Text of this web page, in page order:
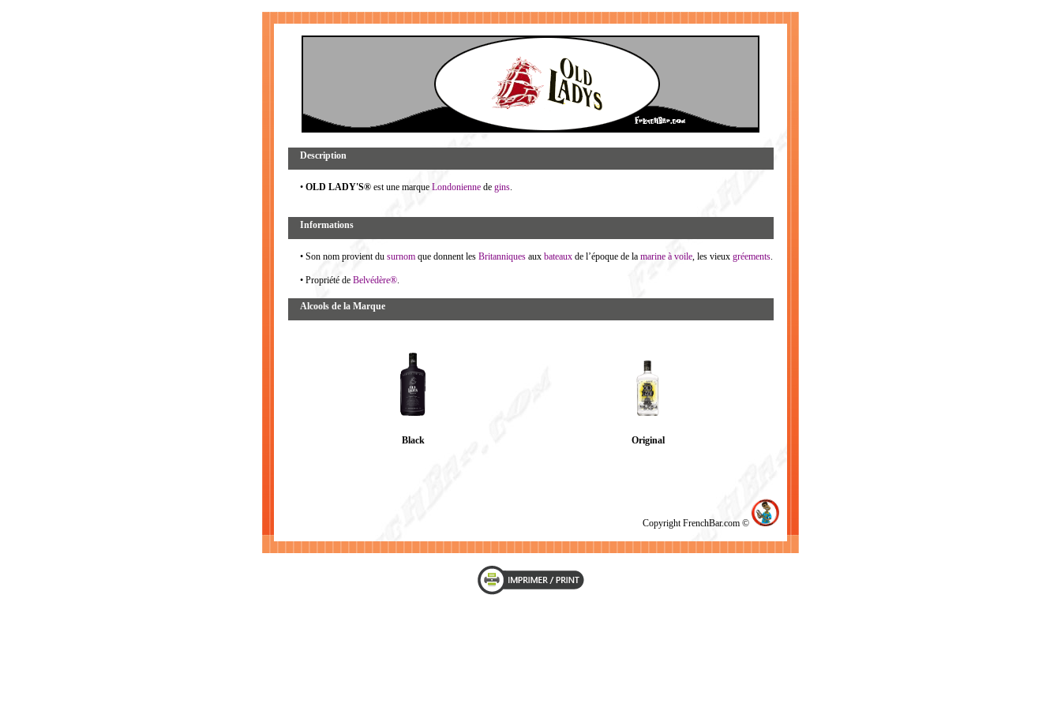
Description
• OLD LADY'S®est une marque Londoniennede gins.
Informations
• Son nom provient du surnomque donnent les Britanniquesaux bateauxde l’époque de la marine à voile, les vieux gréements.
• Propriété de Belvédère®.
Alcools de la Marque
Black Original
Copyright FrenchBar.com ©